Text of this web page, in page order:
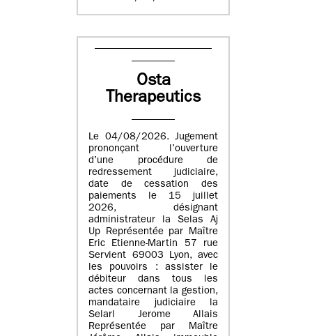
Osta
Therapeutics
Le 04/08/2026. Jugement
prononçant l’ouverture
d’une procédure de
redressement judiciaire,
date de cessation des
paiements le 15 juillet
2026, désignant
administrateur la Selas Aj
Up Représentée par Maître
Eric Etienne-Martin 57 rue
Servient 69003 Lyon, avec
les pouvoirs : assister le
débiteur dans tous les
actes concernant la gestion,
mandataire judiciaire la
Selarl Jerome Allais
Représentée par Maître